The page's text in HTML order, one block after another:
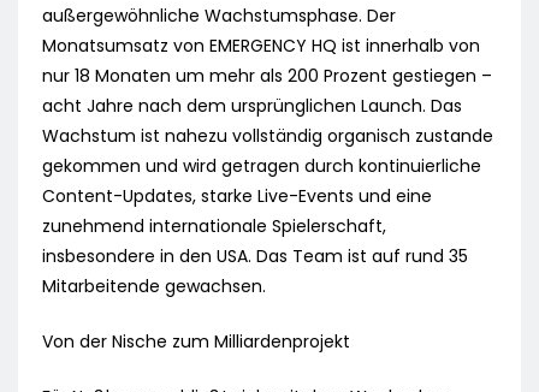
außergewöhnliche Wachstumsphase. Der
Monatsumsatz von EMERGENCY HQ ist innerhalb von
nur 18 Monaten um mehr als 200 Prozent gestiegen –
acht Jahre nach dem ursprünglichen Launch. Das
Wachstum ist nahezu vollständig organisch zustande
gekommen und wird getragen durch kontinuierliche
Content-Updates, starke Live-Events und eine
zunehmend internationale Spielerschaft,
insbesondere in den USA. Das Team ist auf rund 35
Mitarbeitende gewachsen.
Von der Nische zum Milliardenprojekt